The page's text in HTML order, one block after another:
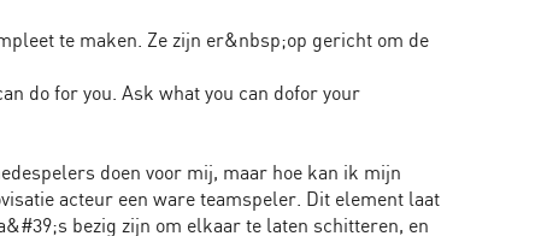
te maken. Ze zijn er&nbsp;op gericht om de
do for you. Ask what you can dofor your
doen voor mij, maar hoe kan ik mijn
acteur een ware teamspeler. Dit element laat
bezig zijn om elkaar te laten schitteren, en